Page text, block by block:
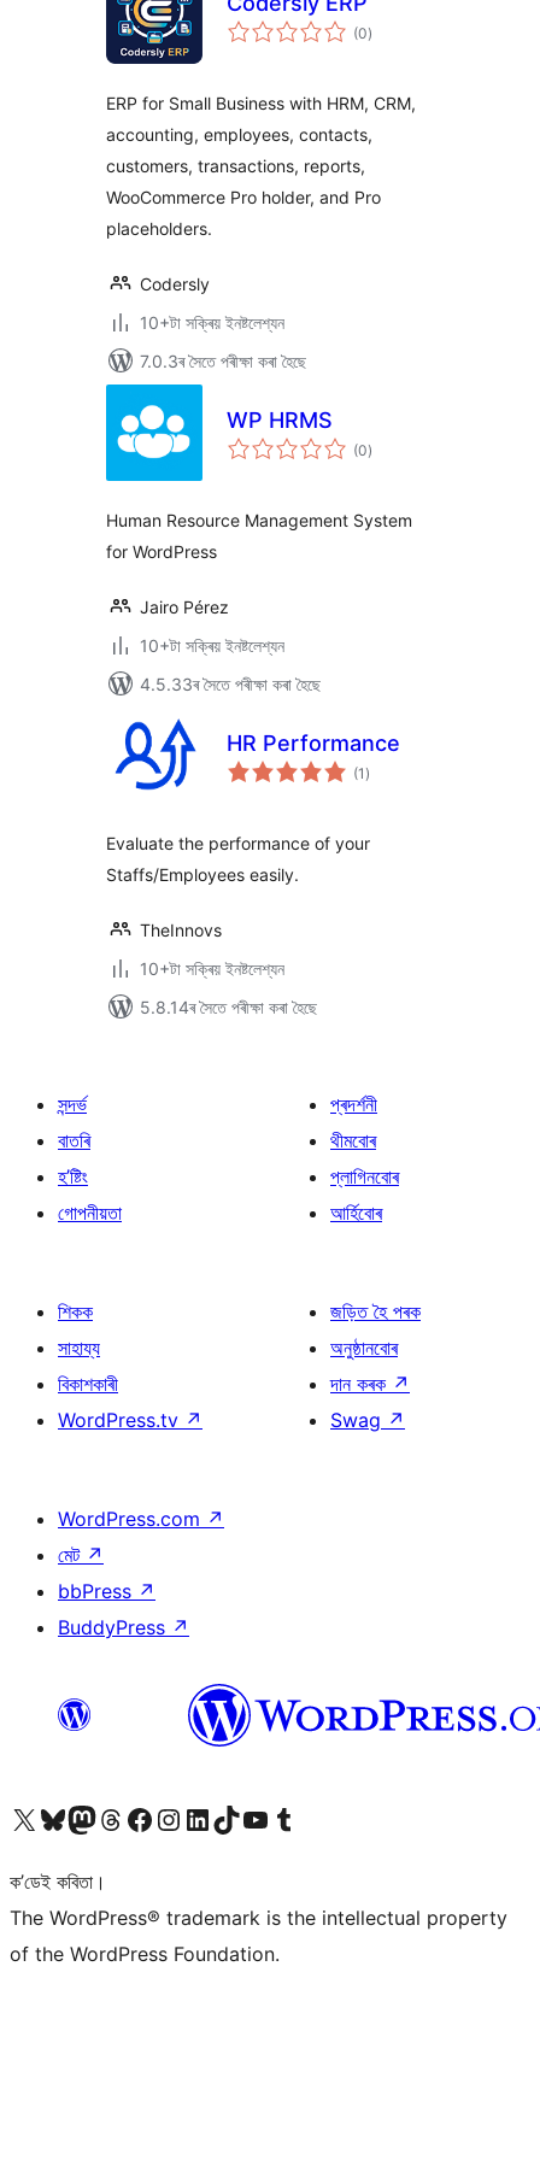
(0টা
মুঠ)
ERP for Small Business with HRM, CRM,
accounting, employees, contacts,
customers, transactions, reports,
WooCommerce Pro holder, and Pro
placeholders.
Codersly
10+টা সক্ৰিয় ইনষ্টলেশ্যন
7.0.3ৰ সৈতে পৰীক্ষা কৰা হৈছে
WP HRMS
(0টা
মুঠ)
Human Resource Management System
for WordPress
Jairo Pérez
10+টা সক্ৰিয় ইনষ্টলেশ্যন
4.5.33ৰ সৈতে পৰীক্ষা কৰা হৈছে
HR Performance
(1 টা
মুঠ)
Evaluate the performance of your
Staffs/Employees easily.
TheInnovs
10+টা সক্ৰিয় ইনষ্টলেশ্যন
5.8.14ৰ সৈতে পৰীক্ষা কৰা হৈছে
সন্দৰ্ভ
বাতৰি
হ’ষ্টিং
গোপনীয়তা
প্ৰদৰ্শনী
থীমবোৰ
প্লাগিনবোৰ
আৰ্হিবোৰ
শিকক
সাহায্য
বিকাশকাৰী
WordPress.tv ↗
জড়িত হৈ পৰক
অনুষ্ঠানবোৰ
দান কৰক ↗
Swag ↗
WordPress.com ↗
মেট ↗
bbPress ↗
BuddyPress ↗
আমাৰ X (আগৰ Twitter) একাউণ্টলৈ যাওকআমাৰ Bluesky একাউণ্টলৈ যাওকআমাৰ Mastodon একাউণ্টলৈ যাওকআমাৰ Threads একাউণ্টলৈ যাওকআমাৰ Facebook পৃষ্ঠালৈ যাওকআমাৰ Instagram একাউণ্টলৈ যাওকআমাৰ LinkedIn একাউণ্টলৈ যাওকআমাৰ TikTok একাউণ্টলৈ যাওকআমাৰ YouTube চেনেললৈ যাওকআমাৰ Tumblr একাউণ্টলৈ যাওক
ক’ডেই কবিতা।
The WordPress® trademark is the intellectual property
of the WordPress Foundation.